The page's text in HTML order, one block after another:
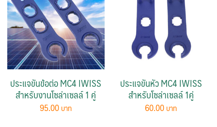
ประแจขันข้อต่อ MC4 IWISS
สำหรับงานโซล่าเซลล์ 1 คู่
95.00
ประแจขันหัว MC4 IWISS
สำหรับโซล่าเซลล์ 1คู่
60.00